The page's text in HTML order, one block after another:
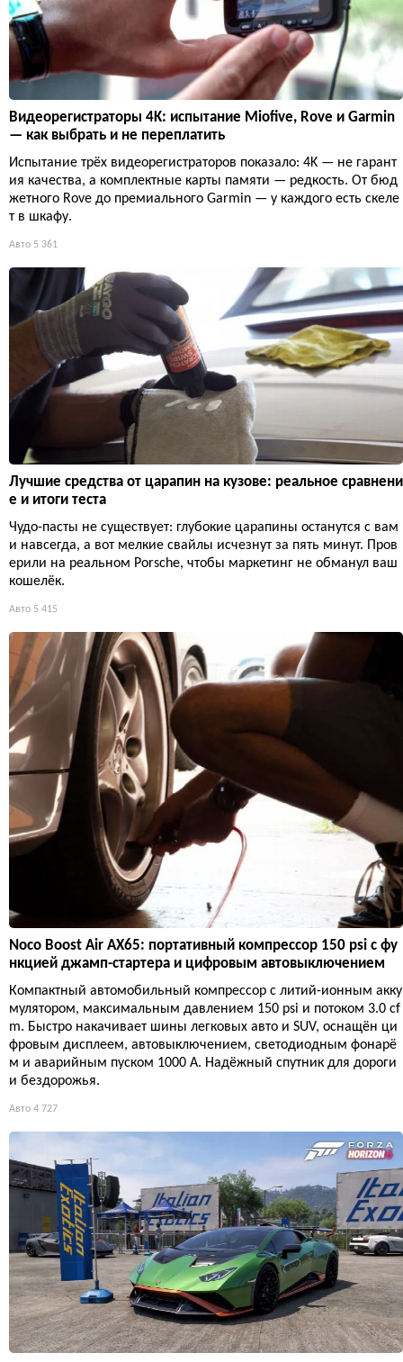
Видеорегистраторы 4K: испытание Miofive, Rove и Garmin
— как выбрать и не переплатить
Испытание трёх видеорегистраторов показало: 4K — не гарант
ия качества, а комплектные карты памяти — редкость. От бюд
жетного Rove до премиального Garmin — у каждого есть скеле
т в шкафу.
Авто 5 361
Лучшие средства от царапин на кузове: реальное сравнени
е и итоги теста
Чудо-пасты не существует: глубокие царапины останутся с вам
и навсегда, а вот мелкие свайлы исчезнут за пять минут. Пров
ерили на реальном Porsche, чтобы маркетинг не обманул ваш
кошелёк.
Авто 5 415
Noco Boost Air AX65: портативный компрессор 150 psi с фу
нкцией джамп-стартера и цифровым автовыключением
Компактный автомобильный компрессор с литий-ионным акку
мулятором, максимальным давлением 150 psi и потоком 3.0 cf
m. Быстро накачивает шины легковых авто и SUV, оснащён ци
фровым дисплеем, автовыключением, светодиодным фонарё
м и аварийным пуском 1000 А. Надёжный спутник для дороги
и бездорожья.
Авто 4 727